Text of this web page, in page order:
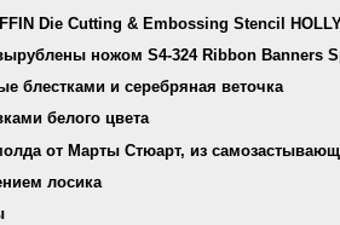
Die Cutting & Embossing Stencil
ножом S4-324 Ribbon Banners
блестками и серебряная веточка
белого цвета
от Марты Стюарт, из
лосика